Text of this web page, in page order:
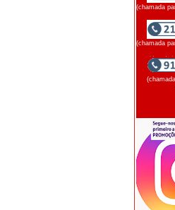
(chamada
(chamada